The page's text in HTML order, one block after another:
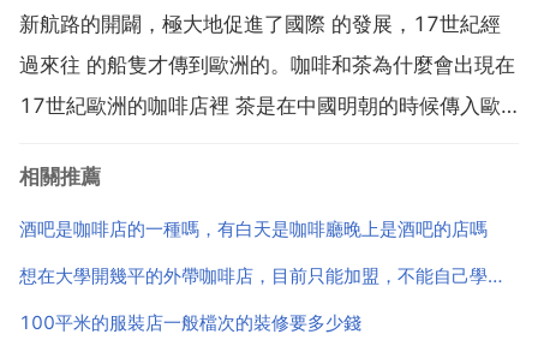
新航路的開闢，極大地促進了國際 的發展，17世紀經
過來往 的船隻才傳到歐洲的。咖啡和茶為什麼會出現在
17世紀歐洲的咖啡店裡 茶是在中國明朝的時候傳入歐
喝下午茶。咖啡是發源於阿拉伯，而後傳入歐洲，十六
世紀荷蘭碼頭已經有人在販賣咖啡了。所以十七世紀這
兩種飲...
相關推薦
酒吧是咖啡店的一種嗎，有白天是咖啡廳晚上是酒吧的店嗎
想在大學開幾平的外帶咖啡店，目前只能加盟，不能自己學習做
100平米的服裝店一般檔次的裝修要多少錢